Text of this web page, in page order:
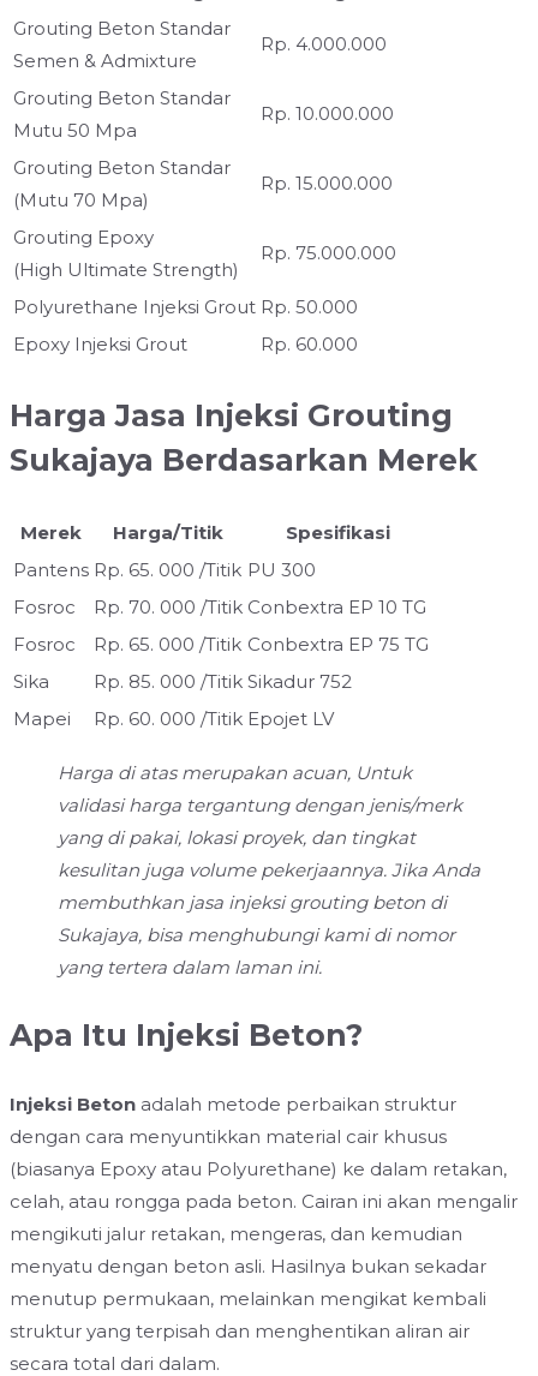
Grouting Beton Standar
Semen & Admixture
Rp. 4.000.000
Grouting Beton Standar
Mutu 50 Mpa
Rp. 10.000.000
Grouting Beton Standar
(Mutu 70 Mpa)
Rp. 15.000.000
Grouting Epoxy
(High Ultimate Strength)
Rp. 75.000.000
Polyurethane Injeksi Grout Rp. 50.000
Epoxy Injeksi Grout
Rp. 60.000
Harga Jasa Injeksi Grouting
Sukajaya Berdasarkan Merek
Merek Harga/Titik
Spesifikasi
Pantens Rp. 65. 000 /Titik PU 300
Fosroc
Rp. 70. 000 /Titik Conbextra EP 10 TG
Fosroc
Rp. 65. 000 /Titik Conbextra EP 75 TG
Sika
Rp. 85. 000 /Titik Sikadur 752
Mapei
Rp. 60. 000 /Titik Epojet LV
Harga di atas merupakan acuan, Untuk
validasi harga tergantung dengan jenis/merk
yang di pakai, lokasi proyek, dan tingkat
kesulitan juga volume pekerjaannya. Jika Anda
membuthkan jasa injeksi grouting beton di
Sukajaya, bisa menghubungi kami di nomor
yang tertera dalam laman ini.
Apa Itu Injeksi Beton?
Injeksi Beton adalah metode perbaikan struktur
dengan cara menyuntikkan material cair khusus
(biasanya Epoxy atau Polyurethane) ke dalam retakan,
celah, atau rongga pada beton. Cairan ini akan mengalir
mengikuti jalur retakan, mengeras, dan kemudian
menyatu dengan beton asli. Hasilnya bukan sekadar
menutup permukaan, melainkan mengikat kembali
struktur yang terpisah dan menghentikan aliran air
secara total dari dalam.